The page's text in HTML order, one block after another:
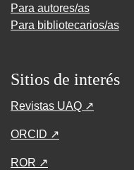
Para autores/as
Para bibliotecarios/as
Sitios de interés
Revistas UAQ ↗
ORCID ↗
ROR ↗